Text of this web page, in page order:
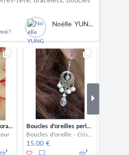
?
Noëlle YUNG
Boucles d'oreilles florales roses
Boucles d'oreilles perlées swaroski
Boucles d'oreille - Cristal (swarovski)
15.00 €